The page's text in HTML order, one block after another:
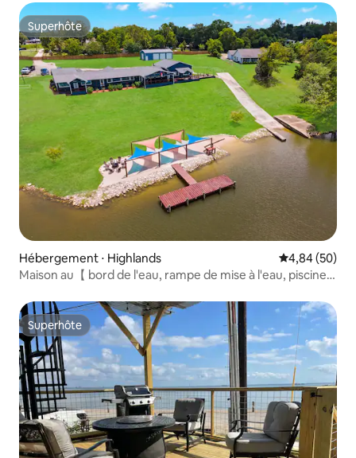
Superhôte
Superhôte
Hébergement ⋅ Highlands Évaluation
4,84 (50)
Maison au【 bord de l'eau, rampe de mise à l'eau, piscine
Superhôte
Superhôte